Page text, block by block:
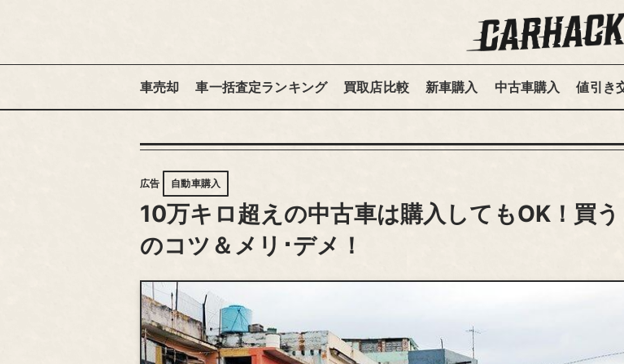
車売却 車一括査定ランキング 買取店比較 新車購入 中古車購入 値引き
広告 自動車購入
10万キロ超えの中古車は購入してもOK！買う
のコツ＆メリ･デメ！